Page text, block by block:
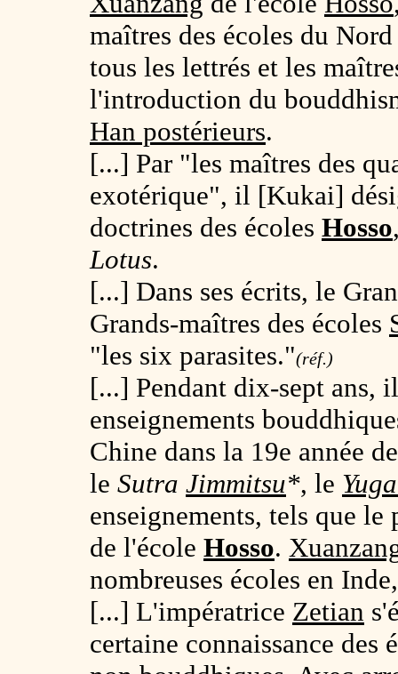
maîtres des écoles du
tous les lettrés et les
l'introduction du
Han postérieurs.
[...] Par "les maîtres des
exotérique", il [Kukai]
doctrines des écoles Hosso
Lotus.
[...] Dans ses écrits, le
Grands-maîtres des écoles
"les six parasites."(réf.)
[...] Pendant dix-sept ans,
enseignements
Chine dans la 19e année
le Sutra Jimmitsu*, le
enseignements, tels que
de l'école Hosso.
nombreuses écoles en
[...] L'impératrice Zetian
certaine connaissance des